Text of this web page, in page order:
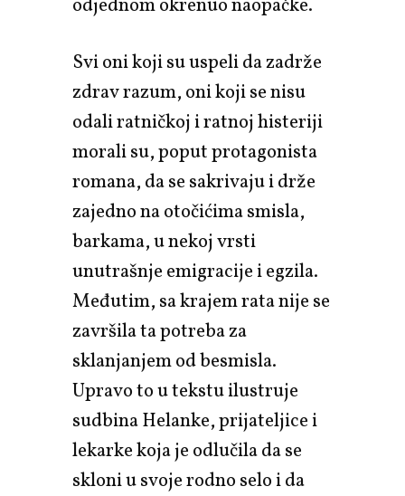
odjednom okrenuo naopačke.
Svi oni koji su uspeli da zadrže
zdrav razum, oni koji se nisu
odali ratničkoj i ratnoj histeriji
morali su, poput protagonista
romana, da se sakrivaju i drže
zajedno na otočićima smisla,
barkama, u nekoj vrsti
unutrašnje emigracije i egzila.
Međutim, sa krajem rata nije se
završila ta potreba za
sklanjanjem od besmisla.
Upravo to u tekstu ilustruje
sudbina Helanke, prijateljice i
lekarke koja je odlučila da se
skloni u svoje rodno selo i da